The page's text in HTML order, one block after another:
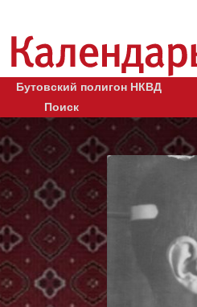
Бутовский полигон НКВД
Поиск